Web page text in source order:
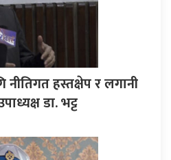
नीतिगत हस्तक्षेप र लगानी
डा. भट्ट